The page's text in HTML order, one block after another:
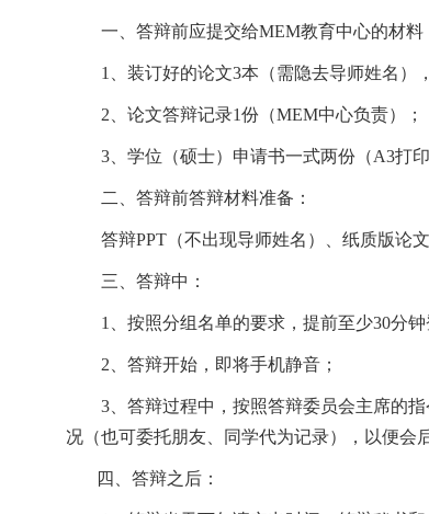
一、答辩前应提交给MEM教育中心的材
1、装订好的论文3本（需隐去导师姓名）
2、论文答辩记录1份（MEM中心负责）；
3、学位（硕士）申请书一式两份（A3打
二、答辩前答辩材料准备：
答辩PPT（不出现导师姓名）、纸质版论
三、答辩中：
1、按照分组名单的要求，提前至少30分
2、答辩开始，即将手机静音；
3、答辩过程中，按照答辩委员会主席的
况（也可委托朋友、同学代为记录），以便会
四、答辩之后：